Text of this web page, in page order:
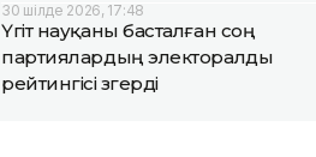
30 шілде 2026, 17:48
Үгіт науқаны басталған соң
партиялардың электоралды
рейтингісі өзгерді